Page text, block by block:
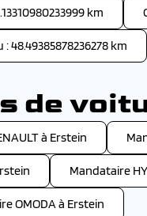
km
48.49385878236278 km
de
à Erstein
Mandataire
OMODA à Erstein